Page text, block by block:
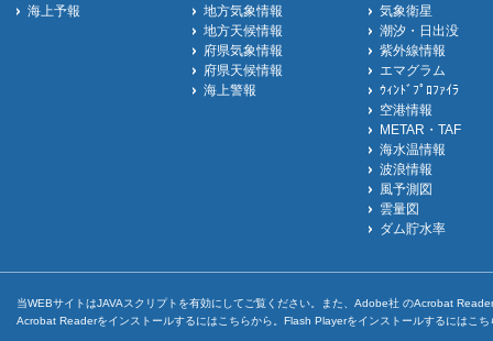
海上予報
地方気象情報
地方天候情報
府県気象情報
府県天候情報
海上警報
気象衛星
潮汐・日出没
紫外線情報
エマグラム
ｳｨﾝﾄﾞﾌﾟﾛﾌｧｲﾗ
空港情報
METAR・TAF
海水温情報
波浪情報
風予測図
雲量図
ダム貯水率
当WEBサイトはJAVAスクリプトを有効にしてご覧ください。また、Adobe社 のAcrobat
Acrobat Readerをインストールするには こちらから。Flash Playerをインストールするには こち